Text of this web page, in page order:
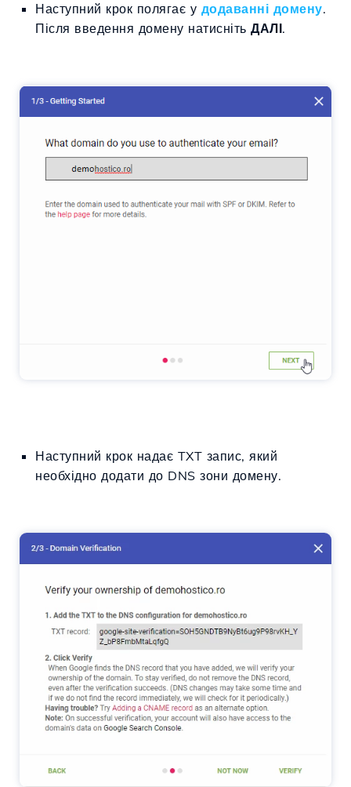
Наступний крок полягає у додаванні домену.
Після введення домену натисніть ДАЛІ.
Наступний крок надає TXT запис, який
необхідно додати до DNS зони домену.